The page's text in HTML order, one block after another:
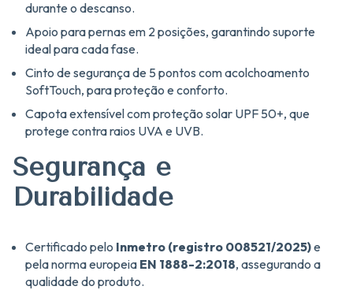
durante o descanso.
Apoio para pernas em 2 posições, garantindo suporte
ideal para cada fase.
Cinto de segurança de 5 pontos com acolchoamento
SoftTouch, para proteção e conforto.
Capota extensível com proteção solar UPF 50+, que
protege contra raios UVA e UVB.
Segurança e
Durabilidade
Certificado pelo Inmetro (registro 008521/2025)e
pela norma europeia EN 1888-2:2018, assegurando a
qualidade do produto.